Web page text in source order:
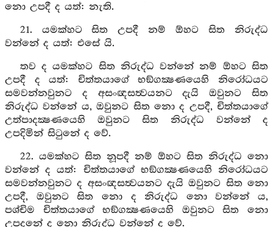
නො උපදී ද යත්: නැති.
21. යමක්හට සිත උපදී නම් ඕහට සිත නිරුද්ධ
වන්නේ ද යත්: එසේ යි.
තව ද යමක්හට සිත නිරුද්ධ වන්නේ නම් ඕහට සිත
උපදී ද යත්: චිත්තයාගේ භඞ්ගක්‍ෂණයෙහි නිරෝධයට
සමවන්නවුනට ද අසංඥසත්‍වයනට දැයි ඔවුනට සිත
නිරුද්ධ වන්නේ ය, ඔවුනට සිත නො ද උපදී, චිත්තයාගේ
උත්පාදක්‍ෂණයෙහි ඔවුනට සිත නිරුද්ධ වන්නේ ද
උපදිමින් සිටුනේ ද වේ.
22. යමක්හට සිත නූපදී නම් ඕහට සිත නිරුද්ධ නො
වන්නේ ද යත්: චිත්තයාගේ භඞ්ගක්‍ෂණයෙහි නිරෝධයට
සමවන්නවුනට ද අසංඥසත්‍වයනට දැයි ඔවුනට සිත නො
උපදී, ඔවුනට සිත නො ද නිරුද්ධ නො වන්නේ ය,
පශ්චිම චිත්තයාගේ භඞ්ගක්‍ෂණයෙහි ඔවුනට සිත නො
උපදනේ ද නො නිරුද්ධ වන්නේ ද වේ.